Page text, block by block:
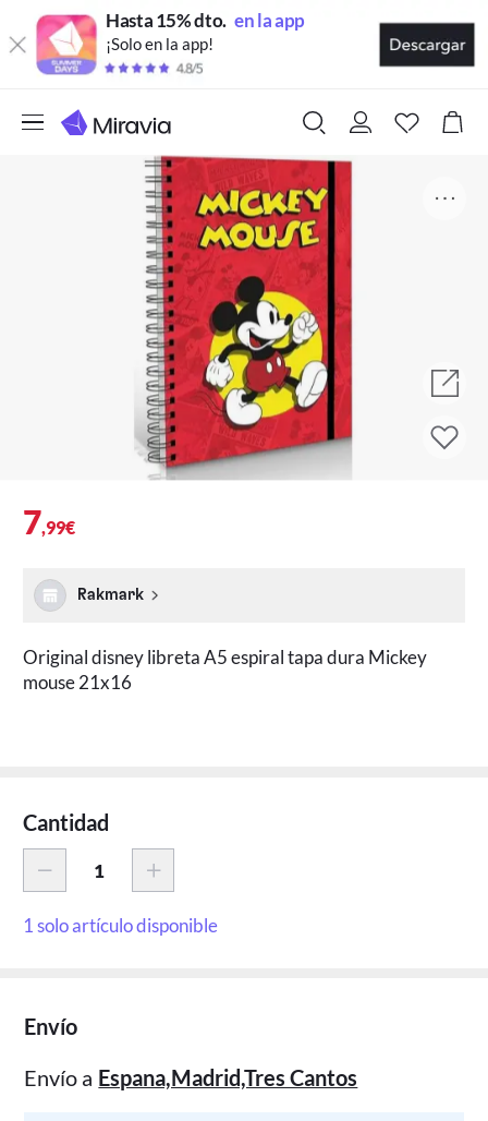
Hasta 15% dto. en la app
¡Solo en la app!
7,99€
Rakmark
Original disney libreta A5 espiral tapa dura Mickey
mouse 21x16
Cantidad
1 solo artículo disponible
Envío
Envío a Espana,Madrid,Tres Cantos